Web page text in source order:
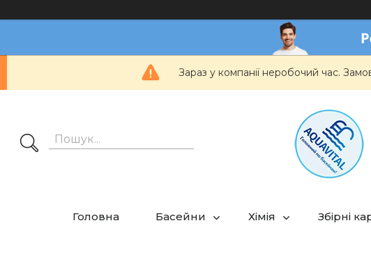
Зараз у компанії неробочий час.
Головна Басейни Хімія Збірні